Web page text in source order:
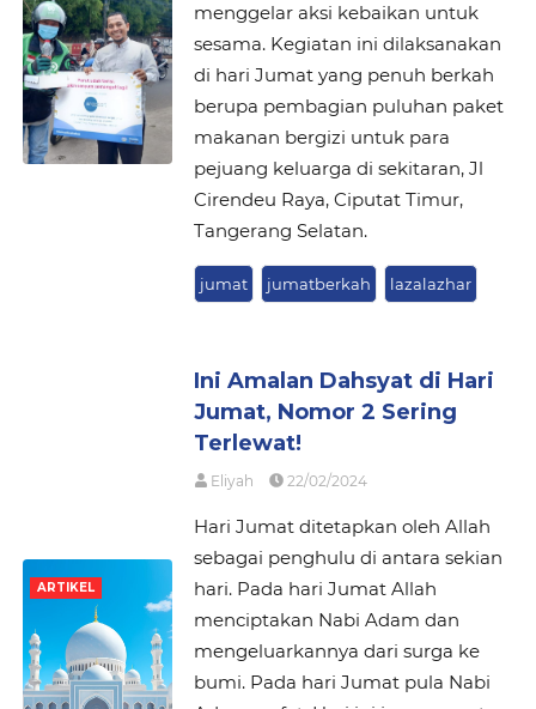
menggelar aksi kebaikan untuk
sesama. Kegiatan ini dilaksanakan
di hari Jumat yang penuh berkah
berupa pembagian puluhan paket
makanan bergizi untuk para
pejuang keluarga di sekitaran, Jl
Cirendeu Raya, Ciputat Timur,
Tangerang Selatan.
jumat jumatberkah lazalazhar
ARTIKEL
Ini Amalan Dahsyat di Hari
Jumat, Nomor 2 Sering
Terlewat!
Eliyah 22/02/2024
Hari Jumat ditetapkan oleh Allah
sebagai penghulu di antara sekian
hari. Pada hari Jumat Allah
menciptakan Nabi Adam dan
mengeluarkannya dari surga ke
bumi. Pada hari Jumat pula Nabi